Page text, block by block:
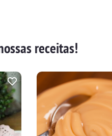
receitas!